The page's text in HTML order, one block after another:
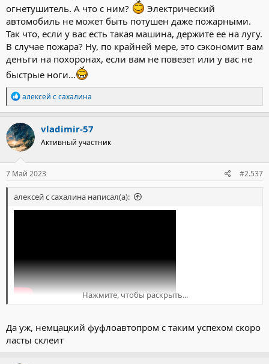
огнетушитель. А что с ним?
Электрический
автомобиль не может быть потушен даже пожарными.
Так что, если у вас есть такая машина, держите ее на лугу.
В случае пожара? Ну, по крайней мере, это сэкономит вам
деньги на похоронах, если вам не повезет или у вас не
быстрые ноги...
Р
е
а
к
ц
и
и
:
алексей с сахалина
vladimir-57
Активный участник
7 Май 2023 #2.537
алексей с сахалина написал(а):
Нажмите, чтобы раскрыть...
Да уж, немцацкий фуфлоавтопром с таким успехом скоро
ласты склеит